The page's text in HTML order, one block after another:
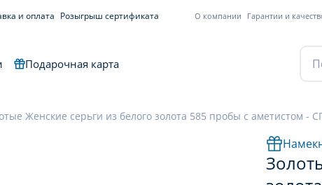
и оплата Розыгрыш сертификата О компании Гарантии и
Подарочная карта
Женские серьги из белого золота 585 пробы с аметистом -